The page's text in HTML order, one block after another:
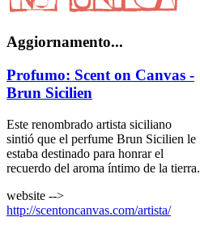
Aggiornamento...
Profumo: Scent on Canvas -
Brun Sicilien
Este renombrado artista siciliano
sintió que el perfume Brun Sicilien le
estaba destinado para honrar el
recuerdo del aroma íntimo de la tierra.
website -->
http://scentoncanvas.com/artista/